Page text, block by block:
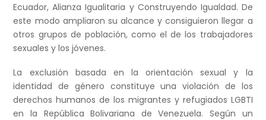
Ecuador, Alianza Igualitaria y Construyendo Igualdad. De
este modo ampliaron su alcance y consiguieron llegar a
otros grupos de población, como el de los trabajadores
sexuales y los jóvenes.
La exclusión basada en la orientación sexual y la
identidad de género constituye una violación de los
derechos humanos de los migrantes y refugiados LGBTI
en la República Bolivariana de Venezuela. Según un